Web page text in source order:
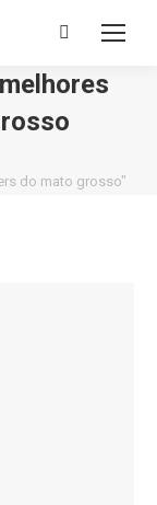
Buscar
melhores
do mato grosso"